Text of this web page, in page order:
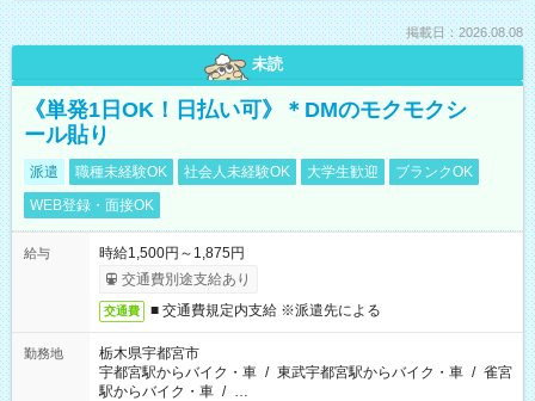
掲載日：2026.08.08
未読
《単発1日OK！日払い可》＊DMのモクモクシ
ール貼り
派遣 職種未経験OK 社会人未経験OK 大学生歓迎
ブランクOK
WEB登録・面接OK
給与
時給1,500円～1,875円
交通費別途支給あり
交通費 ■ 交通費規定内支給 ※派遣先による
勤務地
栃木県宇都宮市
宇都宮駅からバイク・車 / 東武宇都宮駅からバイク・車 / 雀宮
駅からバイク・車 / …